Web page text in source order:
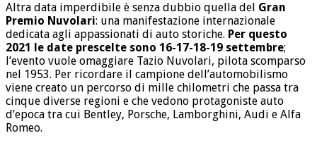
Altra data imperdibile è senza dubbio quella del Gran
Premio Nuvolari: una manifestazione internazionale
dedicata agli appassionati di auto storiche. Per questo
2021 le date prescelte sono 16-17-18-19 settembre;
l’evento vuole omaggiare Tazio Nuvolari, pilota scomparso
nel 1953. Per ricordare il campione dell’automobilismo
viene creato un percorso di mille chilometri che passa tra
cinque diverse regioni e che vedono protagoniste auto
d’epoca tra cui Bentley, Porsche, Lamborghini, Audi e Alfa
Romeo.